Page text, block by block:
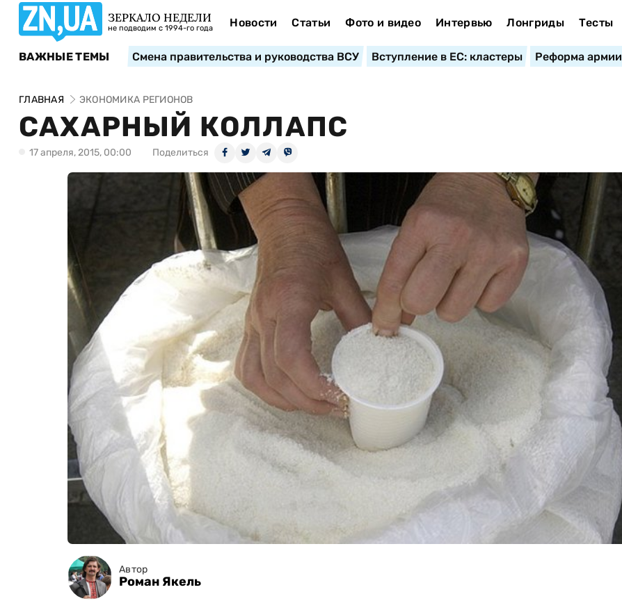
ЗЕРКАЛО НЕДЕЛИ
не подводим с 1994-го года Новости Статьи Фото и видео Интервью Лонгриды Тесты
ВАЖНЫЕ ТЕМЫ Смена правительства и руководства ВСУ Вступление в ЕС: кластеры Реформа армии
ГЛАВНАЯ ЭКОНОМИКА РЕГИОНОВ
САХАРНЫЙ КОЛЛАПС
17 апреля, 2015, 00:00 Поделиться
Автор
Роман Якель